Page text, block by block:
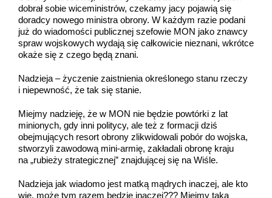
dobrał sobie wiceministrów, czekamy jacy pojawią się
doradcy nowego ministra obrony. W każdym razie podani
już do wiadomości publicznej szefowie MON jako znawcy
spraw wojskowych wydają się całkowicie nieznani, wkrótce
okaże się z czego będą znani.
Nadzieja – życzenie zaistnienia określonego stanu rzeczy
i niepewność, że tak się stanie.
Miejmy nadzieję, że w MON nie będzie powtórki z lat
minionych, gdy inni politycy, ale też z formacji dziś
obejmujących resort obrony zlikwidowali pobór do wojska,
stworzyli zawodową mini-armię, zakładali obronę kraju
na „rubieży strategicznej” znajdującej się na Wiśle.
Nadzieja jak wiadomo jest matką mądrych inaczej, ale kto
wie, może tym razem będzie inaczej??? Miejmy taką